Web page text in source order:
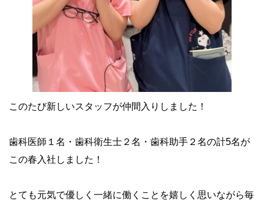
このたび新しいスタッフが仲間入りしました！
歯科医師１名・歯科衛生士２名・歯科助手２名の計5名が
この春入社しました！
とても元気で優しく一緒に働くことを嬉しく思いながら毎